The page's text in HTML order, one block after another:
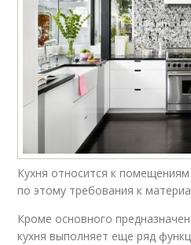
Кухня относится к
по этому требования к
Кроме основного
кухня выполняет еще ряд